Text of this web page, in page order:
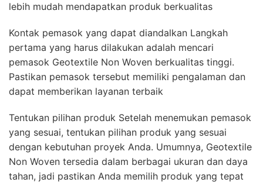
lebih mudah mendapatkan produk berkualitas
Kontak pemasok yang dapat diandalkan Langkah
pertama yang harus dilakukan adalah mencari
pemasok Geotextile Non Woven berkualitas tinggi.
Pastikan pemasok tersebut memiliki pengalaman dan
dapat memberikan layanan terbaik
Tentukan pilihan produk Setelah menemukan pemasok
yang sesuai, tentukan pilihan produk yang sesuai
dengan kebutuhan proyek Anda. Umumnya, Geotextile
Non Woven tersedia dalam berbagai ukuran dan daya
tahan, jadi pastikan Anda memilih produk yang tepat